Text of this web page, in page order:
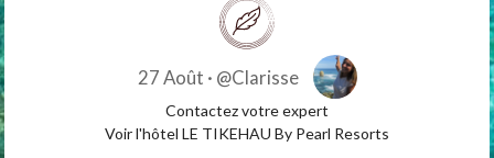
27 Août · @Clarisse
Contactez votre expert
Voir l'hôtel LE TIKEHAU By Pearl Resorts